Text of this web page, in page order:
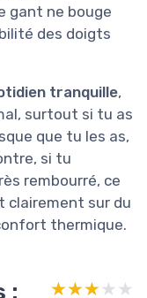
gant ne bouge
des doigts
tranquille,
surtout si tu as
que tu les as,
si tu
rembourré, ce
clairement sur du
thermique.
: ★★★★★
★★★★★